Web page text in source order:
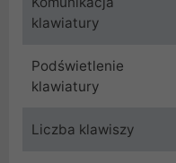
klawiatury
Podświetlenie
klawiatury
Liczba klawiszy